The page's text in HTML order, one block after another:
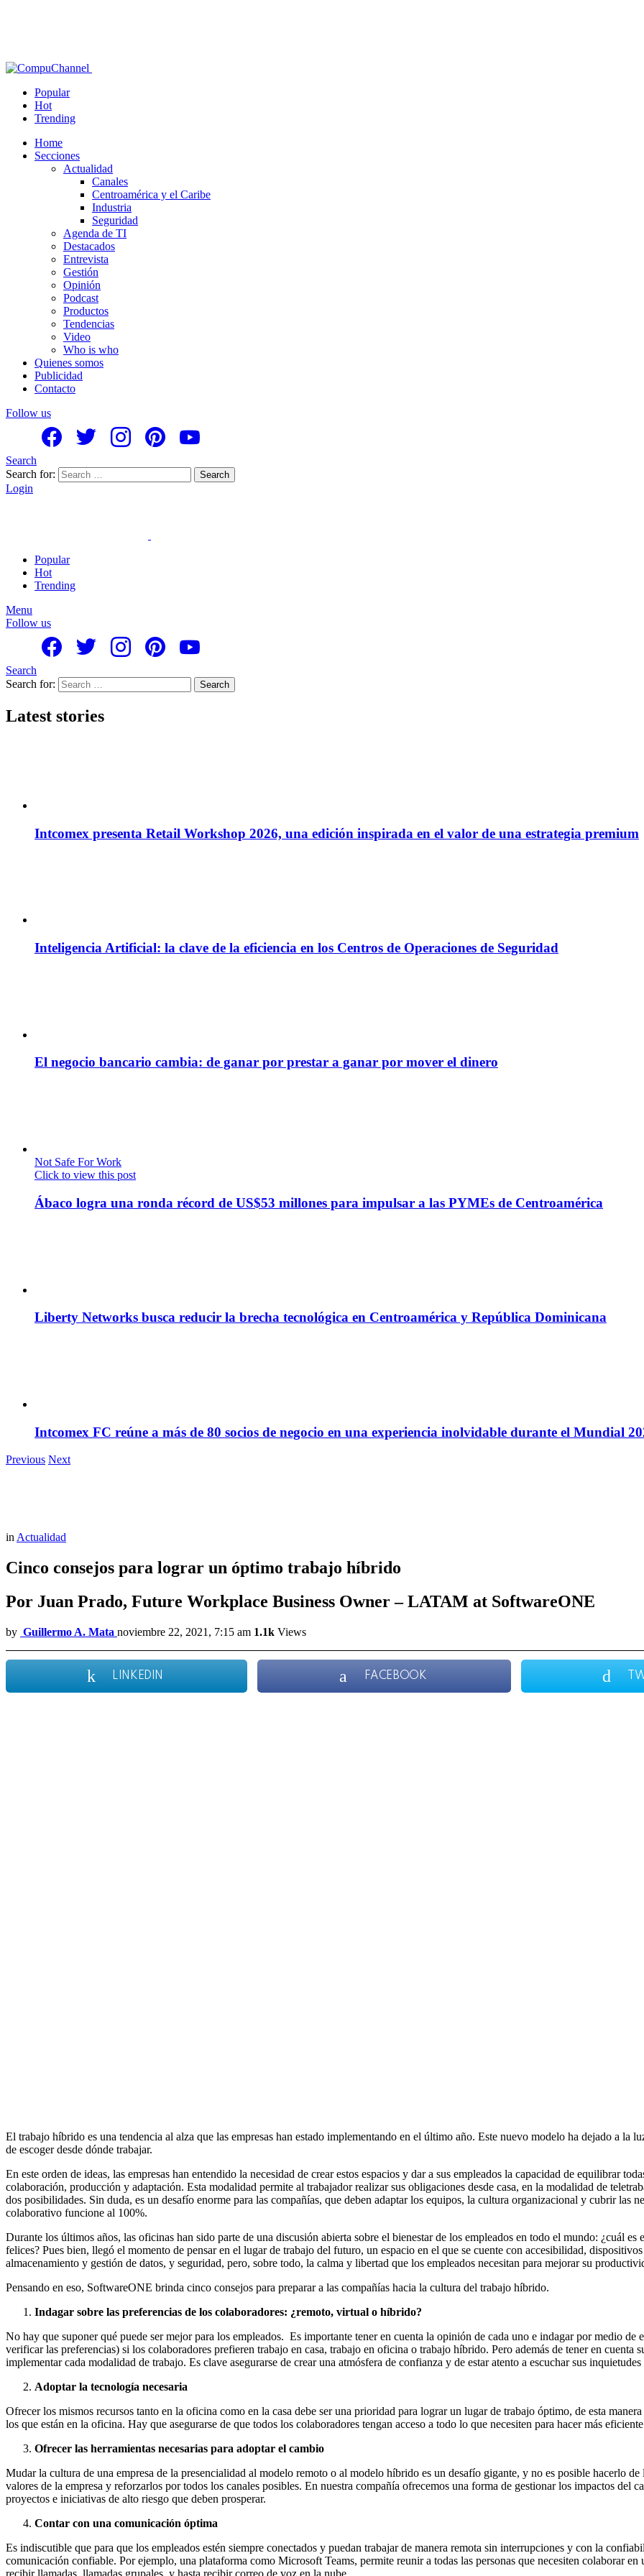
Popular
Hot
Trending
Home
Secciones
Actualidad
Canales
Centroamérica y el Caribe
Industria
Seguridad
Agenda de TI
Destacados
Entrevista
Gestión
Opinión
Podcast
Productos
Tendencias
Video
Who is who
Quienes somos
Publicidad
Contacto
Follow us
Search
Search for:
Search
Login
Popular
Hot
Trending
Menu
Follow us
Search
Search for:
Search
Latest stories
Intcomex presenta Retail Workshop 2026, una edición inspirada en el valor de una estrategia premium
Inteligencia Artificial: la clave de la eficiencia en los Centros de Operaciones de Seguridad
El negocio bancario cambia: de ganar por prestar a ganar por mover el dinero
Not Safe For Work
Click to view this post
Ábaco logra una ronda récord de US$53 millones para impulsar a las PYMEs de Centroamérica
Liberty Networks busca reducir la brecha tecnológica en Centroamérica y República Dominicana
Intcomex FC reúne a más de 80 socios de negocio en una experiencia inolvidable durante el Mundial
Previous Next
inActualidad
Cinco consejos para lograr un óptimo trabajo híbrido
Por Juan Prado, Future Workplace Business Owner – LATAM at SoftwareONE
by Guillermo A. Mata noviembre 22, 2021, 7:15 am 1.1k Views
LINKEDIN FACEBOOK
El trabajo híbrido es una tendencia al alza que las empresas han estado implementando en el último año. Este nuevo modelo ha dejado a la
de escoger desde dónde trabajar.
En este orden de ideas, las empresas han entendido la necesidad de crear estos espacios y dar a sus empleados la capacidad de equilibrar
colaboración, producción y adaptación. Esta modalidad permite al trabajador realizar sus obligaciones desde casa, en la modalidad de
dos posibilidades. Sin duda, es un desafío enorme para las compañías, que deben adaptar los equipos, la cultura organizacional y cubrir las
colaborativo funcione al 100%.
Durante los últimos años, las oficinas han sido parte de una discusión abierta sobre el bienestar de los empleados en todo el mundo: ¿cuál
felices? Pues bien, llegó el momento de pensar en el lugar de trabajo del futuro, un espacio en el que se cuente con accesibilidad,
almacenamiento y gestión de datos, y seguridad, pero, sobre todo, la calma y libertad que los empleados necesitan para mejorar su
Pensando en eso, SoftwareONE brinda cinco consejos para preparar a las compañías hacia la cultura del trabajo híbrido.
Indagar sobre las preferencias de los colaboradores: ¿remoto, virtual o híbrido?
No hay que suponer qué puede ser mejor para los empleados. Es importante tener en cuenta la opinión de cada uno e indagar por medio de
verificar las preferencias) si los colaboradores prefieren trabajo en casa, trabajo en oficina o trabajo híbrido. Pero además de tener en
implementar cada modalidad de trabajo. Es clave asegurarse de crear una atmósfera de confianza y de estar atento a escuchar sus inquietudes
Adoptar la tecnología necesaria
Ofrecer los mismos recursos tanto en la oficina como en la casa debe ser una prioridad para lograr un lugar de trabajo óptimo, de esta
los que están en la oficina. Hay que asegurarse de que todos los colaboradores tengan acceso a todo lo que necesiten para hacer más
Ofrecer las herramientas necesarias para adoptar el cambio
Mudar la cultura de una empresa de la presencialidad al modelo remoto o al modelo híbrido es un desafío gigante, y no es posible hacerlo
valores de la empresa y reforzarlos por todos los canales posibles. En nuestra compañía ofrecemos una forma de gestionar los impactos del
proyectos e iniciativas de alto riesgo que deben prosperar.
Contar con una comunicación óptima
Es indiscutible que para que los empleados estén siempre conectados y puedan trabajar de manera remota sin interrupciones y con la
comunicación confiable. Por ejemplo, una plataforma como Microsoft Teams, permite reunir a todas las personas que necesiten colaborar